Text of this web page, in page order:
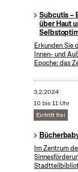
Subcutis –
über Haut
Erkunden Sie
Innen- und
Epoche: das
3.2.2024
10 bis 11 Uhr
Eintritt frei
Im Zentrum